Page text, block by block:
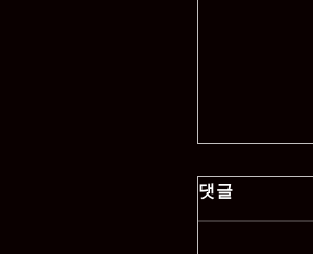
댓글